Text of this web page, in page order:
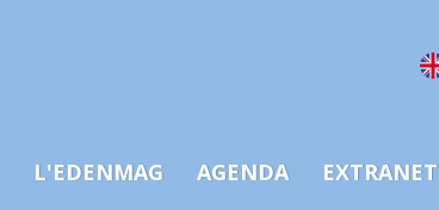
L'EDENMAG AGENDA EXTRANET